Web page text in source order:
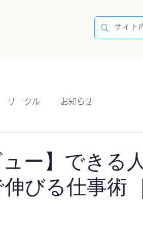
サークル お知らせ
ュー】できる
びる仕事術